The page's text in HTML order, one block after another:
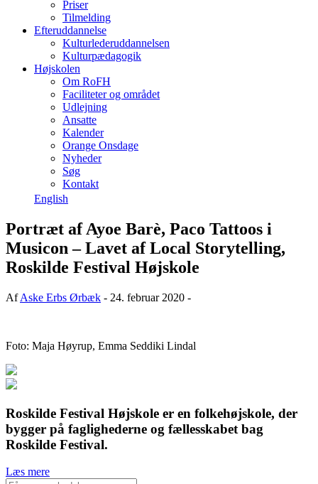
Priser
Tilmelding
Efteruddannelse
Kulturlederuddannelsen
Kulturpædagogik
Højskolen
Om RoFH
Faciliteter og området
Udlejning
Ansatte
Kalender
Orange Onsdage
Nyheder
Søg
Kontakt
English
Portræt af Ayoe Barè, Paco Tattoos i
Musicon – Lavet af Local Storytelling,
Roskilde Festival Højskole
AfAske Erbs Ørbæk - 24. februar 2020 -
Foto: Maja Høyrup, Emma Seddiki Lindal
Roskilde Festival Højskole er en folkehøjskole, der
bygger på faglighederne og fællesskabet bag
Roskilde Festival.
Læs mere